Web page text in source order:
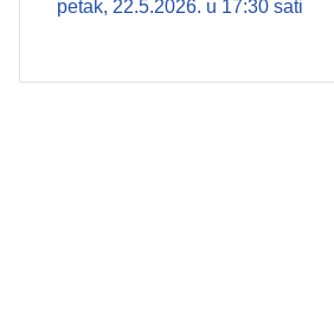
petak, 22.5.2026. u 17:30 sati